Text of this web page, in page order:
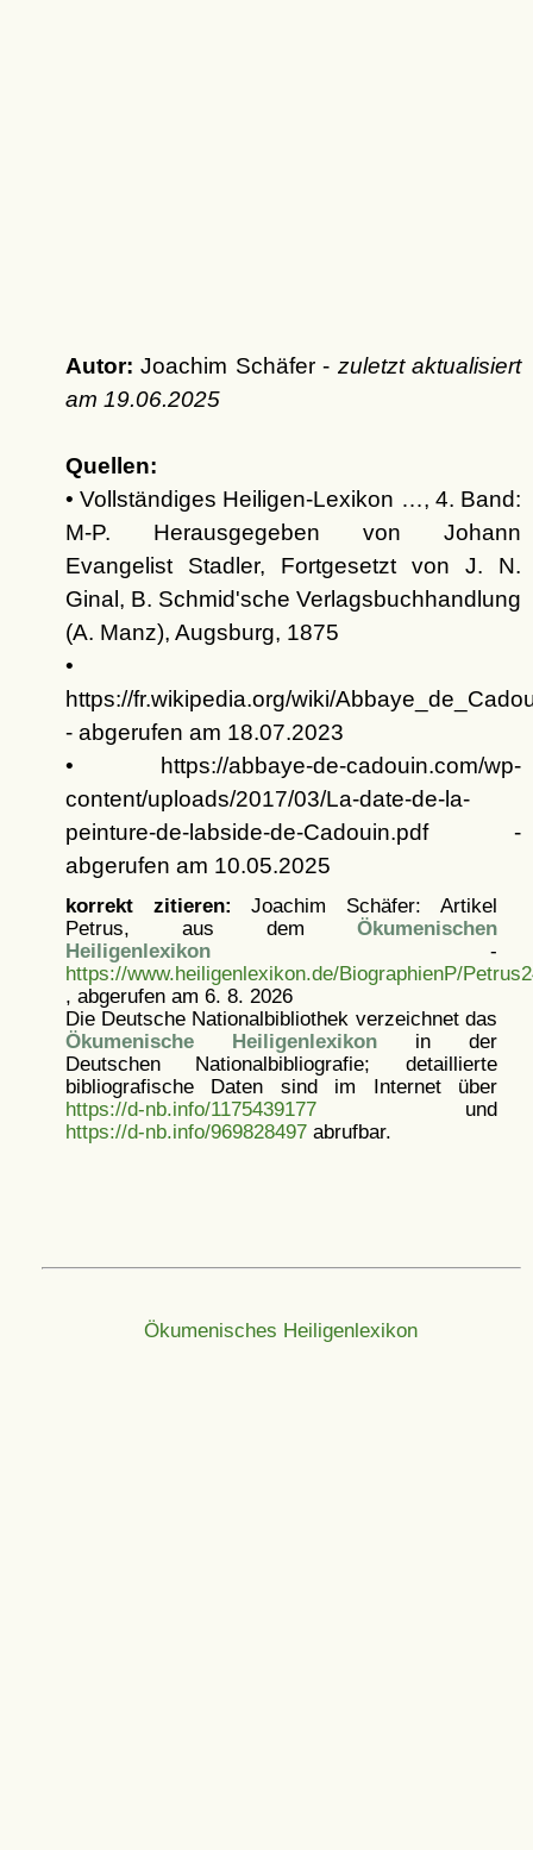
Autor: Joachim Schäfer - zuletzt aktualisiert
am 19.06.2025
Quellen:
• Vollständiges Heiligen-Lexikon …, 4. Band:
M-P. Herausgegeben von Johann
Evangelist Stadler, Fortgesetzt von J. N.
Ginal, B. Schmid'sche Verlagsbuchhandlung
(A. Manz), Augsburg, 1875
•
https://fr.wikipedia.org/wiki/
- abgerufen am 18.07.2023
• https://abbaye-de-cadouin.com/wp-
content/uploads/2017/03/La-date-de-la-
peinture-de-labside-de-Cadouin.pdf -
abgerufen am 10.05.2025
korrekt zitieren: Joachim Schäfer: Artikel
Petrus, aus dem Ökumenischen
Heiligenlexikon-
https://www.heiligenlexikon.de/BiographienP/
, abgerufen am 6. 8. 2026
Die Deutsche Nationalbibliothek verzeichnet das
Ökumenische Heiligenlexikonin der
Deutschen Nationalbibliografie; detaillierte
bibliografische Daten sind im Internet über
https://d-nb.info/1175439177und
https://d-nb.info/969828497abrufbar.
Ökumenisches Heiligenlexikon